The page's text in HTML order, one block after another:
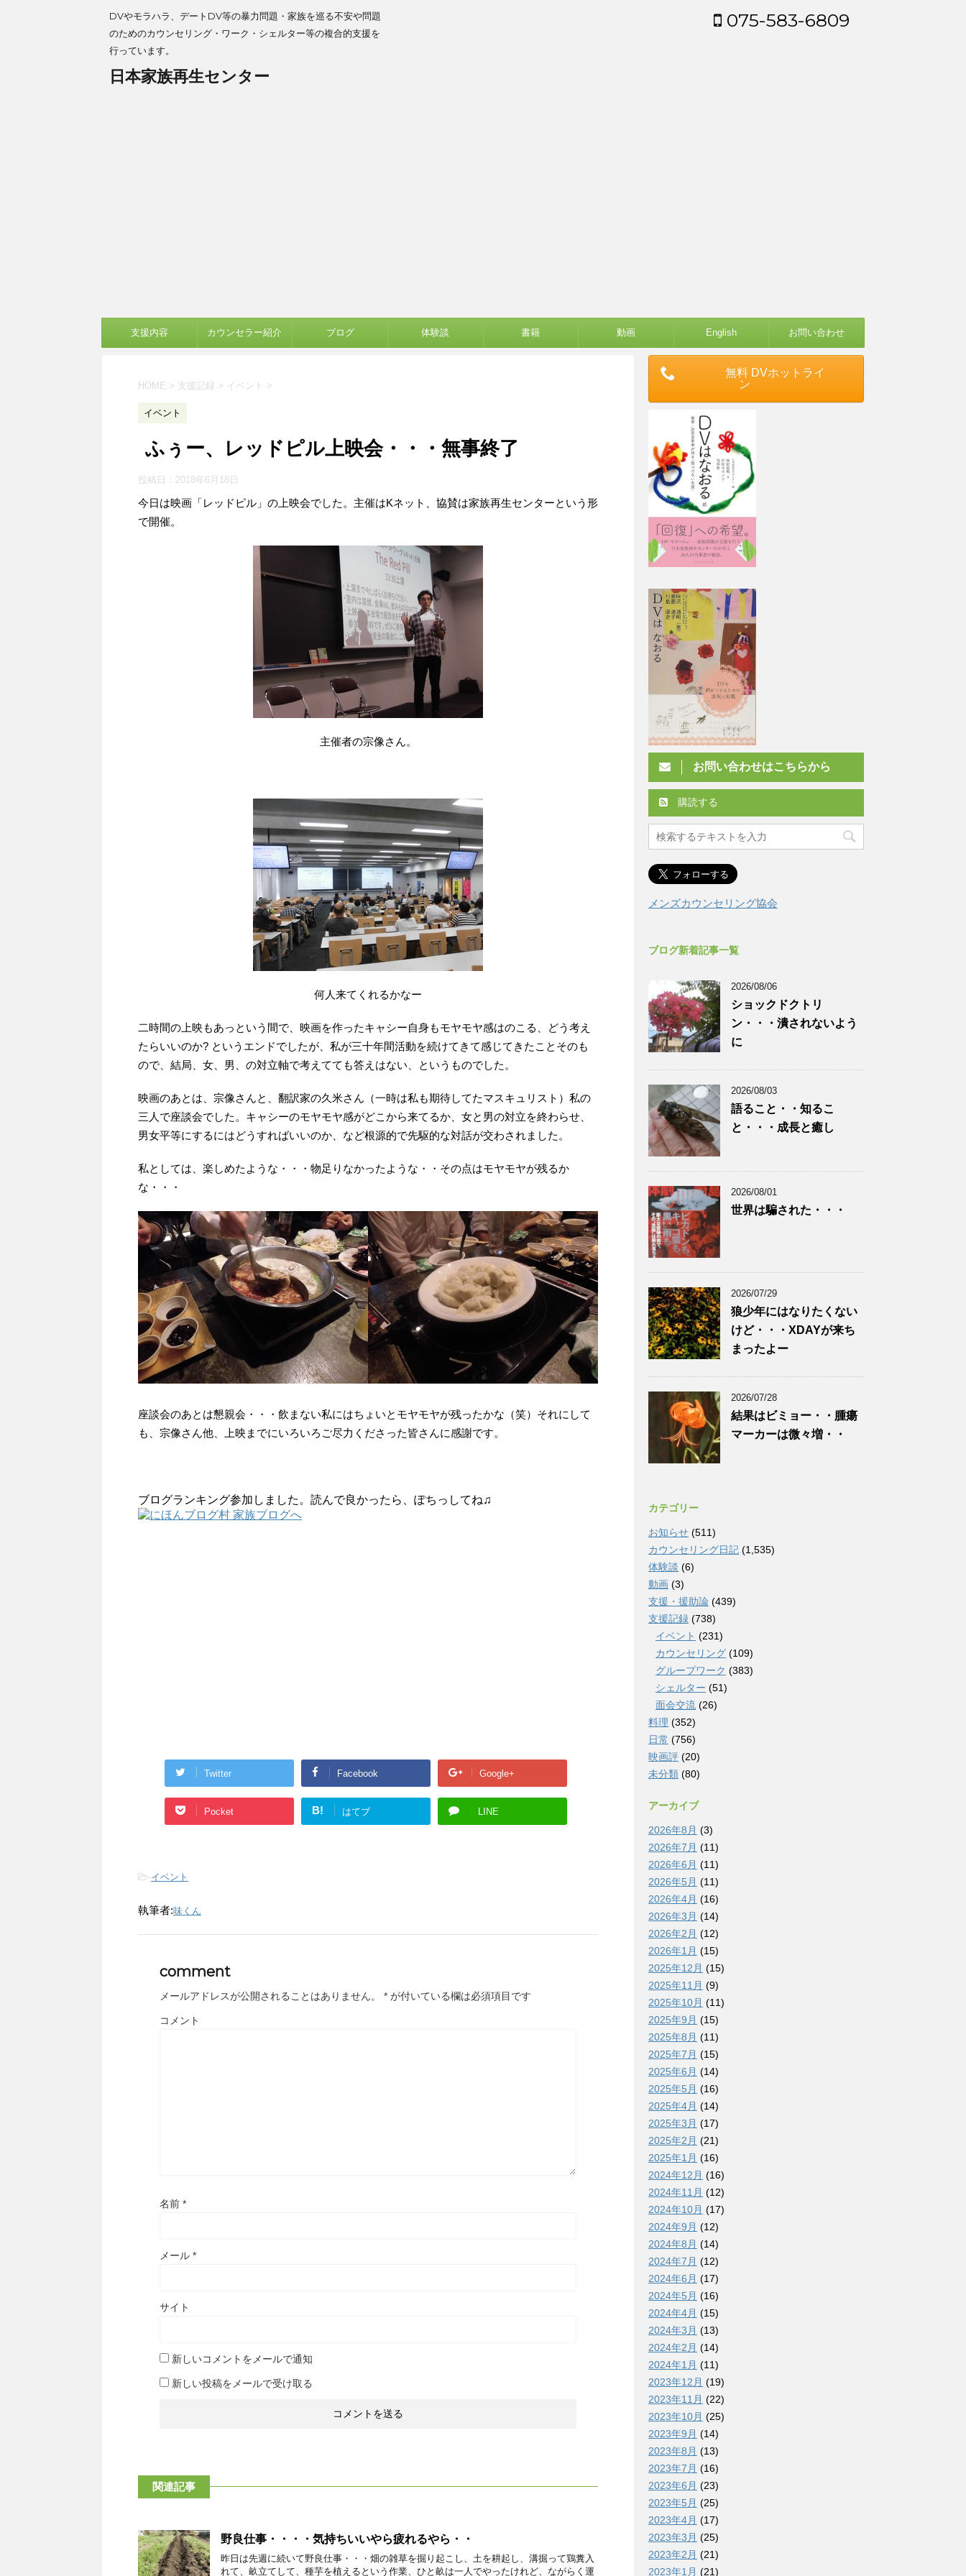
DVやモラハラ、デートDV等の暴力問題・家族を巡る不安や問題
のためのカウンセリング・ワーク・シェルター等の複合的支援を
行っています。
日本家族再生センター
075-583-6809
支援内容 カウンセラー紹介 ブログ 体験談 書籍 動画 English お問い合わせ
HOME > 支援記録 > イベント >
イベント
ふぅー、レッドピル上映会・・・無事終了
投稿日： 2018年6月18日
今日は映画「レッドピル」の上映会でした。主催はKネット、協賛は家族再生センターという形
で開催。
主催者の宗像さん。
何人来てくれるかなー
二時間の上映もあっという間で、映画を作ったキャシー自身もモヤモヤ感はのこる、どう考え
たらいいのか? というエンドでしたが、私が三十年間活動を続けてきて感じてきたことそのも
ので、結局、女、男、の対立軸で考えてても答えはない、というものでした。
映画のあとは、宗像さんと、翻訳家の久米さん（一時は私も期待してたマスキュリスト）私の
三人で座談会でした。キャシーのモヤモヤ感がどこから来てるか、女と男の対立を終わらせ、
男女平等にするにはどうすればいいのか、など根源的で先駆的な対話が交わされました。
私としては、楽しめたような・・・物足りなかったような・・その点はモヤモヤが残るか
な・・・
座談会のあとは懇親会・・・飲まない私にはちょいとモヤモヤが残ったかな（笑）それにして
も、宗像さん他、上映までにいろいろご尽力くださった皆さんに感謝です。
ブログランキング参加しました。読んで良かったら、ぽちっしてね♫
Twitter Facebook Google+
Pocket B! はてブ LINE
-イベント
執筆者:味くん
comment
メールアドレスが公開されることはありません。 * が付いている欄は必須項目です
コメント
名前 *
メール *
サイト
新しいコメントをメールで通知
新しい投稿をメールで受け取る
関連記事
野良仕事・・・・気持ちいいやら疲れるやら・・
昨日は先週に続いて野良仕事・・・畑の雑草を掘り起こし、土を耕起し、溝掘って鶏糞入
れて、畝立てして、種芋を植えるという作業、ひと畝は一人でやったけれど、ながらく運
無料 DVホットライ
ン
お問い合わせはこちらから
購読する
メンズカウンセリング協会
ブログ新着記事一覧
2026/08/06
ショックドクトリ
ン・・・潰されないよう
に
2026/08/03
語ること・・知るこ
と・・・成長と癒し
2026/08/01
世界は騙された・・・
2026/07/29
狼少年にはなりたくない
けど・・・XDAYが来ち
まったよー
2026/07/28
結果はビミョー・・腫瘍
マーカーは微々増・・
カテゴリー
お知らせ (511)
カウンセリング日記 (1,535)
体験談 (6)
動画 (3)
支援・援助論 (439)
支援記録 (738)
イベント (231)
カウンセリング (109)
グループワーク (383)
シェルター (51)
面会交流 (26)
料理 (352)
日常 (756)
映画評 (20)
未分類 (80)
アーカイブ
2026年8月 (3)
2026年7月 (11)
2026年6月 (11)
2026年5月 (11)
2026年4月 (16)
2026年3月 (14)
2026年2月 (12)
2026年1月 (15)
2025年12月 (15)
2025年11月 (9)
2025年10月 (11)
2025年9月 (15)
2025年8月 (11)
2025年7月 (15)
2025年6月 (14)
2025年5月 (16)
2025年4月 (14)
2025年3月 (17)
2025年2月 (21)
2025年1月 (16)
2024年12月 (16)
2024年11月 (12)
2024年10月 (17)
2024年9月 (12)
2024年8月 (14)
2024年7月 (12)
2024年6月 (17)
2024年5月 (16)
2024年4月 (15)
2024年3月 (13)
2024年2月 (14)
2024年1月 (11)
2023年12月 (19)
2023年11月 (22)
2023年10月 (25)
2023年9月 (14)
2023年8月 (13)
2023年7月 (16)
2023年6月 (23)
2023年5月 (25)
2023年4月 (17)
2023年3月 (25)
2023年2月 (21)
2023年1月 (21)